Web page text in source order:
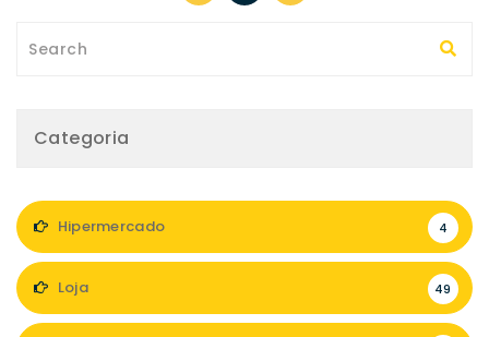
Categoria
Hipermercado 4
Loja 49